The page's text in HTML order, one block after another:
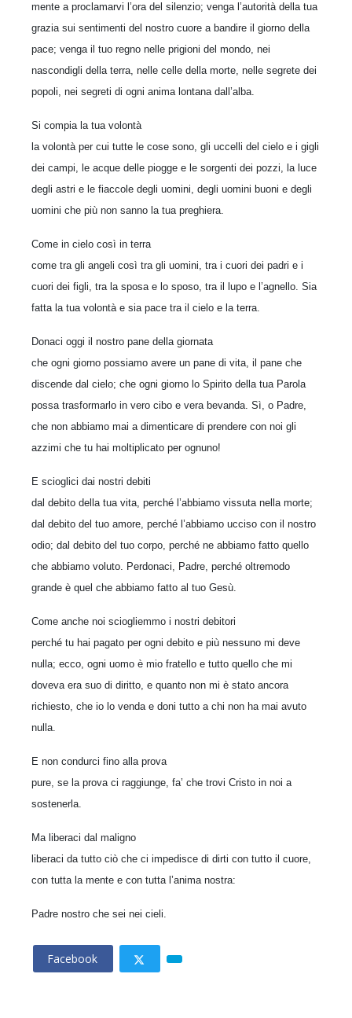
mente a proclamarvi l’ora del silenzio; venga l’autorità della tua
grazia sui sentimenti del nostro cuore a bandire il giorno della
pace; venga il tuo regno nelle prigioni del mondo, nei
nascondigli della terra, nelle celle della morte, nelle segrete dei
popoli, nei segreti di ogni anima lontana dall’alba.
Si compia la tua volontà
la volontà per cui tutte le cose sono, gli uccelli del cielo e i gigli
dei campi, le acque delle piogge e le sorgenti dei pozzi, la luce
degli astri e le fiaccole degli uomini, degli uomini buoni e degli
uomini che più non sanno la tua preghiera.
Come in cielo così in terra
come tra gli angeli così tra gli uomini, tra i cuori dei padri e i
cuori dei figli, tra la sposa e lo sposo, tra il lupo e l’agnello. Sia
fatta la tua volontà e sia pace tra il cielo e la terra.
Donaci oggi il nostro pane della giornata
che ogni giorno possiamo avere un pane di vita, il pane che
discende dal cielo; che ogni giorno lo Spirito della tua Parola
possa trasformarlo in vero cibo e vera bevanda. Sì, o Padre,
che non abbiamo mai a dimenticare di prendere con noi gli
azzimi che tu hai moltiplicato per ognuno!
E scioglici dai nostri debiti
dal debito della tua vita, perché l’abbiamo vissuta nella morte;
dal debito del tuo amore, perché l’abbiamo ucciso con il nostro
odio; dal debito del tuo corpo, perché ne abbiamo fatto quello
che abbiamo voluto. Perdonaci, Padre, perché oltremodo
grande è quel che abbiamo fatto al tuo Gesù.
Come anche noi sciogliemmo i nostri debitori
perché tu hai pagato per ogni debito e più nessuno mi deve
nulla; ecco, ogni uomo è mio fratello e tutto quello che mi
doveva era suo di diritto, e quanto non mi è stato ancora
richiesto, che io lo venda e doni tutto a chi non ha mai avuto
nulla.
E non condurci fino alla prova
pure, se la prova ci raggiunge, fa’ che trovi Cristo in noi a
sostenerla.
Ma liberaci dal maligno
liberaci da tutto ciò che ci impedisce di dirti con tutto il cuore,
con tutta la mente e con tutta l’anima nostra:
Padre nostro che sei nei cieli.
Facebook